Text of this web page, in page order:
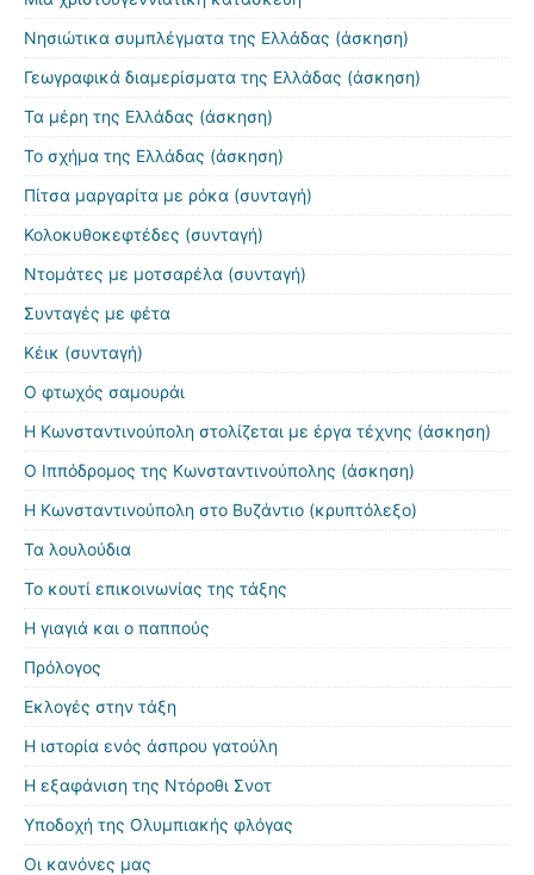
Νησιώτικα συμπλέγματα της Ελλάδας (άσκηση)
Γεωγραφικά διαμερίσματα της Ελλάδας (άσκηση)
Τα μέρη της Ελλάδας (άσκηση)
Το σχήμα της Ελλάδας (άσκηση)
Πίτσα μαργαρίτα με ρόκα (συνταγή)
Κολοκυθοκεφτέδες (συνταγή)
Ντομάτες με μοτσαρέλα (συνταγή)
Συνταγές με φέτα
Κέικ (συνταγή)
Ο φτωχός σαμουράι
Η Κωνσταντινούπολη στολίζεται με έργα τέχνης (άσκηση)
Ο Ιππόδρομος της Κωνσταντινούπολης (άσκηση)
Η Κωνσταντινούπολη στο Βυζάντιο (κρυπτόλεξο)
Τα λουλούδια
Το κουτί επικοινωνίας της τάξης
Η γιαγιά και ο παππούς
Πρόλογος
Εκλογές στην τάξη
Η ιστορία ενός άσπρου γατούλη
Η εξαφάνιση της Ντόροθι Σνοτ
Υποδοχή της Ολυμπιακής φλόγας
Οι κανόνες μας